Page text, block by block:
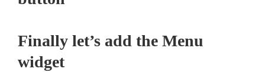
Finally let’s add the Menu
widget